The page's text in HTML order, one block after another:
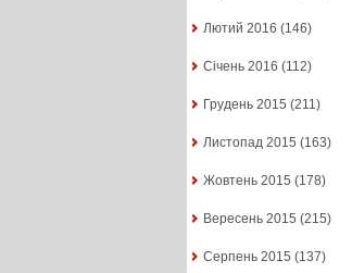
Лютий 2016 (146)
Січень 2016 (112)
Грудень 2015 (211)
Листопад 2015 (163)
Жовтень 2015 (178)
Вересень 2015 (215)
Серпень 2015 (137)